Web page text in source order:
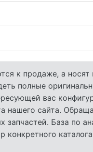
к продаже, а
полные
вас
нашего сайта.
запчастей. База по